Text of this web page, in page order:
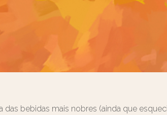
bebidas mais nobres (ainda que